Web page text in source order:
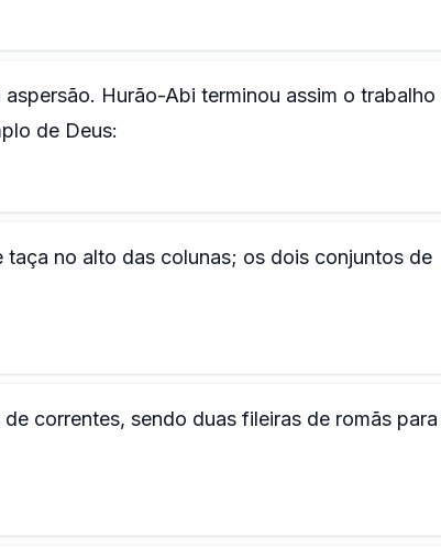
Hurão-Abi terminou assim o trabalho
de Deus:
no alto das colunas; os dois conjuntos de
correntes, sendo duas fileiras de romãs